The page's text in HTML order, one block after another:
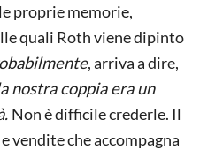
proprie memorie,
quali Roth viene dipinto
, arriva a dire,
nostra coppia era un
Non è difficile crederle. Il
vendite che accompagna